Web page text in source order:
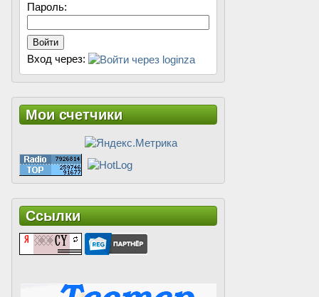
Пароль:
Войти
Вход через:
Мои счетчики
Ссылки